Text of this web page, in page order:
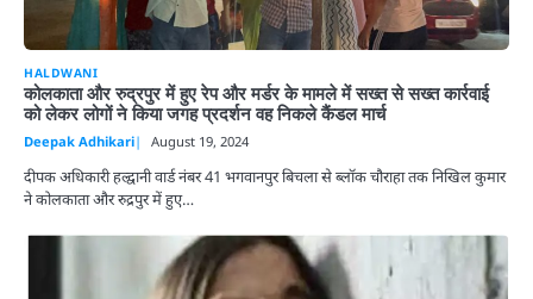
HALDWANI
कोलकाता और रुद्रपुर में हुए रेप और मर्डर के मामले में सख्त से सख्त कार्रवाई
को लेकर लोगों ने किया जगह प्रदर्शन वह निकले कैंडल मार्च
Deepak Adhikari August 19, 2024
दीपक अधिकारी हल्द्वानी वार्ड नंबर 41 भगवानपुर बिचला से ब्लॉक चौराहा तक निखिल कुमार
ने कोलकाता और रुद्रपुर में हुए…